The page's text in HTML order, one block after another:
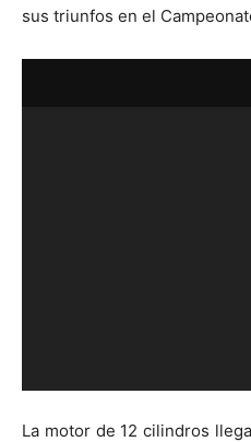
sus triunfos en el
La motor de 12 cilindros